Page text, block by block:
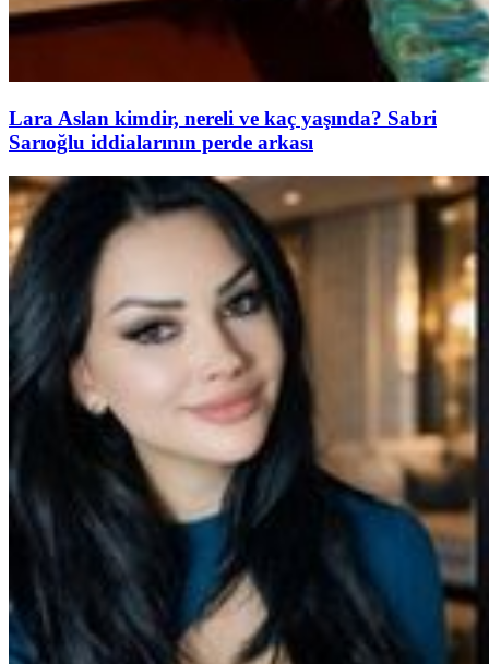
Lara Aslan kimdir, nereli ve kaç yaşında? Sabri
Sarıoğlu iddialarının perde arkası